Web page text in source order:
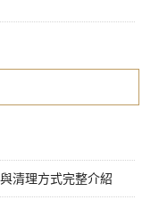
清理方式完整介紹